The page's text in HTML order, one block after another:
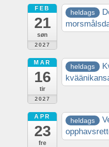
FEB
21
søn
2027
heldags
MAR
16
tir
2027
heldags
APR
23
fre
heldags